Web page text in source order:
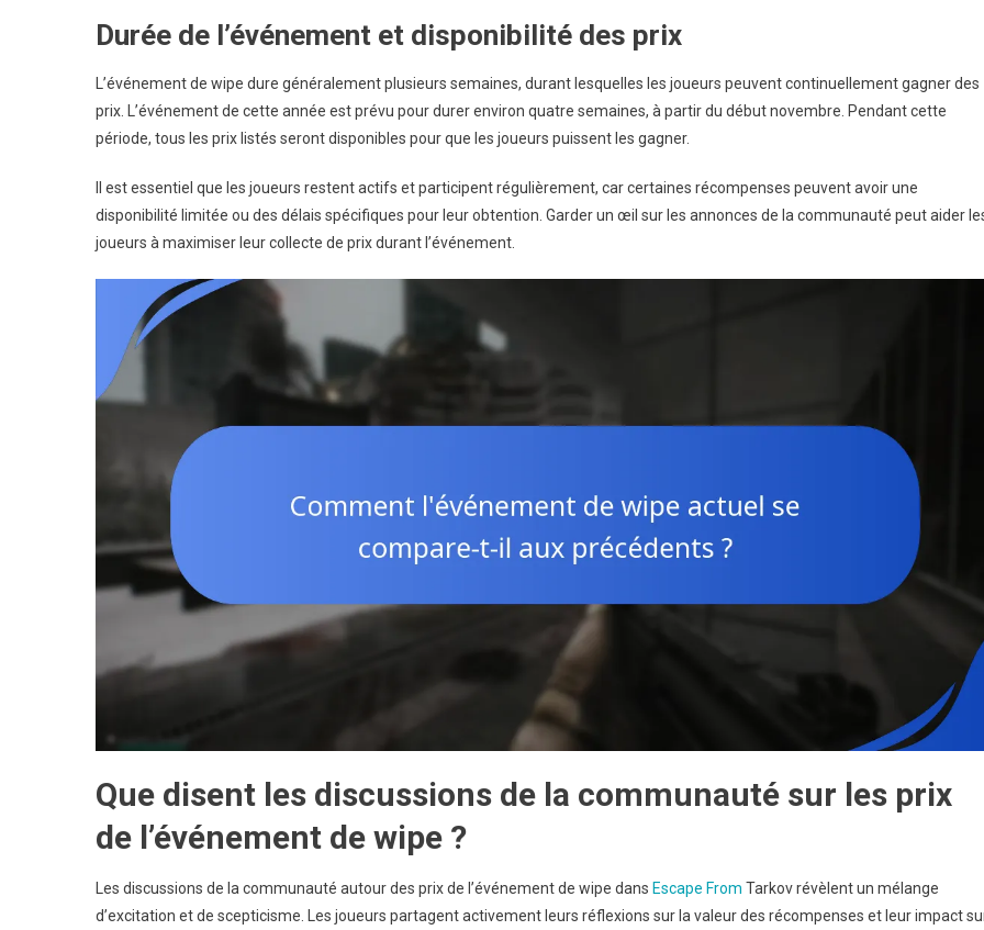
Durée de l’événement et disponibilité des prix
L’événement de wipe dure généralement plusieurs semaines, durant lesquelles les joueurs peuvent continuellement gagner des
prix. L’événement de cette année est prévu pour durer environ quatre semaines, à partir du début novembre. Pendant cette
période, tous les prix listés seront disponibles pour que les joueurs puissent les gagner.
Il est essentiel que les joueurs restent actifs et participent régulièrement, car certaines récompenses peuvent avoir une
disponibilité limitée ou des délais spécifiques pour leur obtention. Garder un œil sur les annonces de la communauté peut aider
joueurs à maximiser leur collecte de prix durant l’événement.
Que disent les discussions de la communauté sur les prix
de l’événement de wipe ?
Les discussions de la communauté autour des prix de l’événement de wipe dans Escape From Tarkov révèlent un mélange
d’excitation et de scepticisme. Les joueurs partagent activement leurs réflexions sur la valeur des récompenses et leur impact